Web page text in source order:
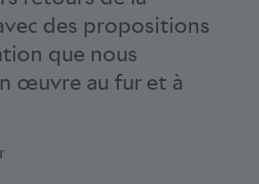
des propositions
que nous
œuvre au fur et à